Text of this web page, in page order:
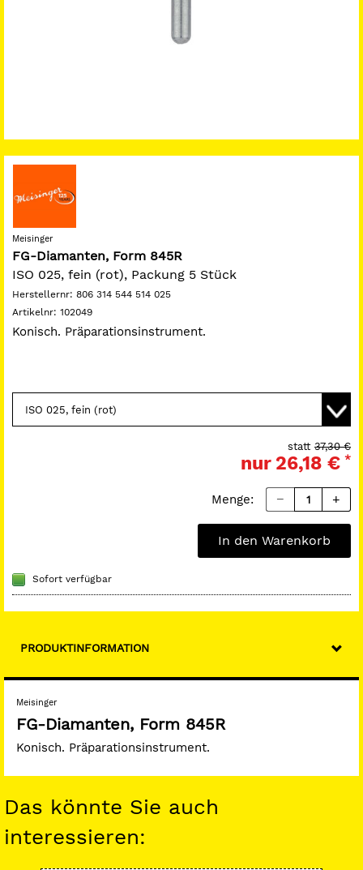
Meisinger
FG-Diamanten, Form 845R
ISO 025, fein (rot), Packung 5 Stück
Herstellernr: 806 314 544 514 025
Artikelnr: 102049
Konisch. Präparationsinstrument.
37,30 €
statt
nur 26,18 € *
Menge:
In den Warenkorb
Sofort verfügbar
PRODUKTINFORMATION
Meisinger
FG-Diamanten, Form 845R
Konisch. Präparationsinstrument.
Das könnte Sie auch
interessieren: